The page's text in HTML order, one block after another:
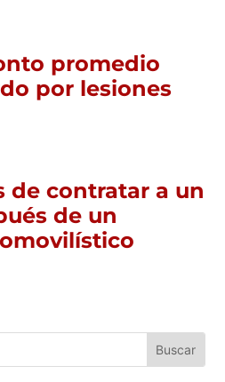
promedio
por lesiones
de contratar a un
de un